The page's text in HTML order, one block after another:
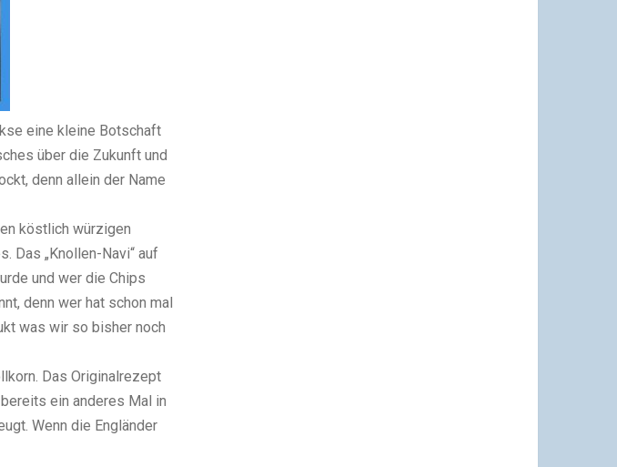
eine kleine Botschaft
über die Zukunft und
denn allein der Name
köstlich würzigen
Das „Knollen-Navi“ auf
und wer die Chips
denn wer hat schon mal
was wir so bisher noch
Das Originalrezept
ein anderes Mal in
Wenn die Engländer